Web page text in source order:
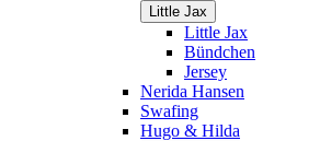
Little Jax
Little Jax
Bündchen
Jersey
Nerida Hansen
Swafing
Hugo & Hilda